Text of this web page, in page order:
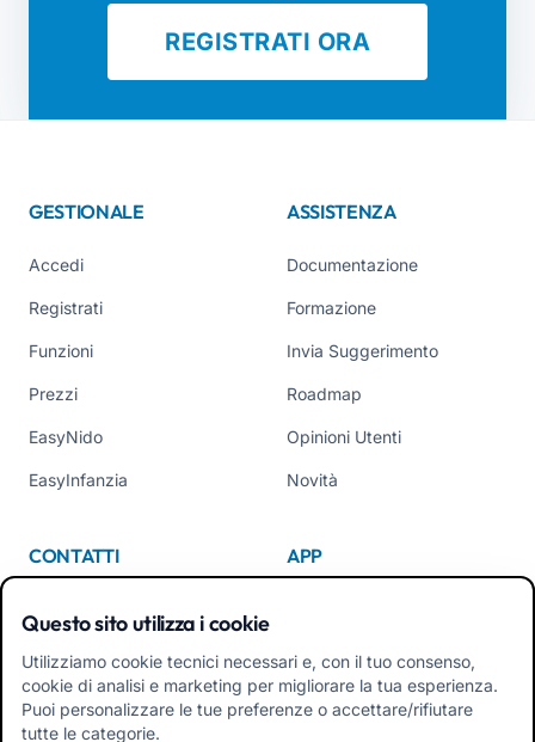
REGISTRATI ORA
GESTIONALE
Accedi
Registrati
Funzioni
Prezzi
EasyNido
EasyInfanzia
ASSISTENZA
Documentazione
Formazione
Invia Suggerimento
Roadmap
Opinioni Utenti
Novità
CONTATTI
Contattaci
Tel +39 02 84152514
APP
Questo sito utilizza i cookie
Utilizziamo cookie tecnici necessari e, con il tuo consenso,
cookie di analisi e marketing per migliorare la tua esperienza.
Puoi personalizzare le tue preferenze o accettare/rifiutare
tutte le categorie.